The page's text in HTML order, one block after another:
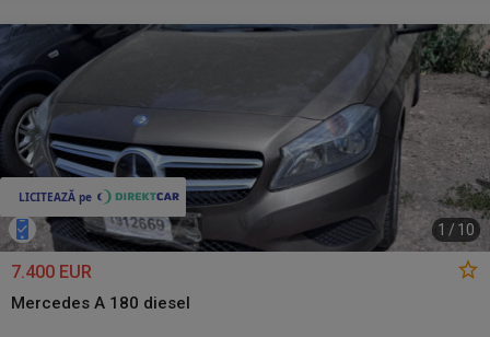
1 / 10
7.400 EUR
Mercedes A 180 diesel